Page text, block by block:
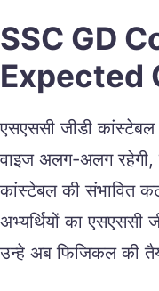
SSC GD
Expected
एसएससी जीडी
वाइज अलग-अलग रहेगी,
कांस्टेबल की संभावित
अभ्यर्थियों का एसएससी
उन्हे अब फिजिकल की